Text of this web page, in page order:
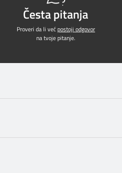
Česta pitanja
Proveri da li većpostoji odgovor
na tvoje pitanje.